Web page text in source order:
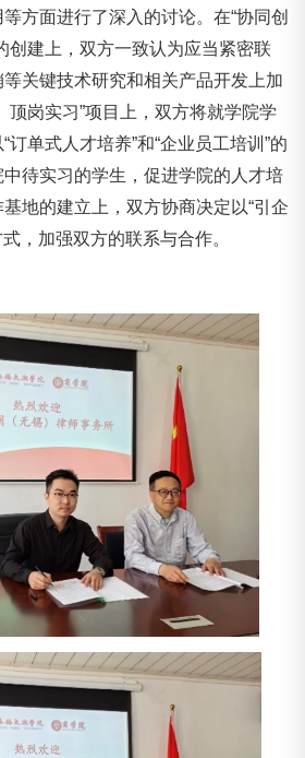
方面进行了深入的讨论。在“协同创
创建上，双方一致认为应当紧密联
关键技术研究和相关产品开发上加
顶岗实习”项目上，双方将就学院学
订单式人才培养”和“企业员工培训”的
待实习的学生，促进学院的人才培
地的建立上，双方协商决定以“引企
式，加强双方的联系与合作。